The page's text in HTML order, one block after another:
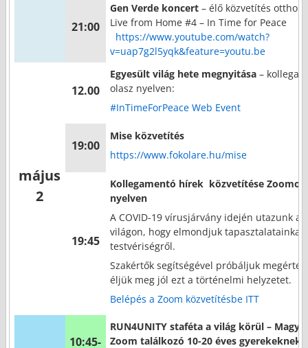
21:00
Gen Verde koncert– élő közvetítés
Live from Home #4 – In Time for Peace
https://www.youtube.com/watch?
v=uap7g2l5yqk&feature=youtu.be
május
2
12.00
Egyesült világ hete megnyitása–
olasz nyelven:
#InTimeForPeace Web Event
19:00
Mise közvetítés
https://www.fokolare.hu/mise
19:45
Kollegamentó hírek közvetítése
nyelven
A COVID-19 vírusjárvány idején utazunk az
világon, hogy elmondjuk tapasztalatainkat
testvériségről.
Szakértők segítségével próbáljuk
éljük meg jól ezt a történelmi helyzetet.
Belépés a Zoom közvetítésbe ITT
10:45-
RUN4UNITY staféta a világ körül –
Zoom találkozó 10-20 éves gyerekeknek